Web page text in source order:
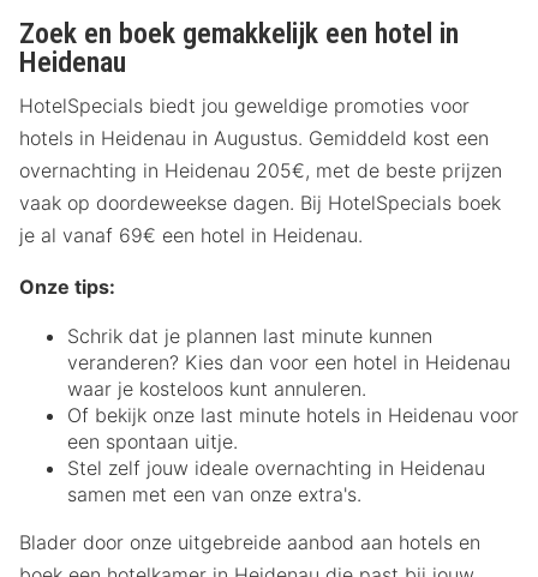
Zoek en boek gemakkelijk een hotel in
Heidenau
HotelSpecials biedt jou geweldige promoties voor
hotels in Heidenau in Augustus. Gemiddeld kost een
overnachting in Heidenau 205€, met de beste prijzen
vaak op doordeweekse dagen. Bij HotelSpecials boek
je al vanaf 69€ een hotel in Heidenau.
Onze tips:
Schrik dat je plannen last minute kunnen
veranderen? Kies dan voor een hotel in Heidenau
waar je kosteloos kunt annuleren.
Of bekijk onze last minute hotels in Heidenau voor
een spontaan uitje.
Stel zelf jouw ideale overnachting in Heidenau
samen met een van onze extra's.
Blader door onze uitgebreide aanbod aan hotels en